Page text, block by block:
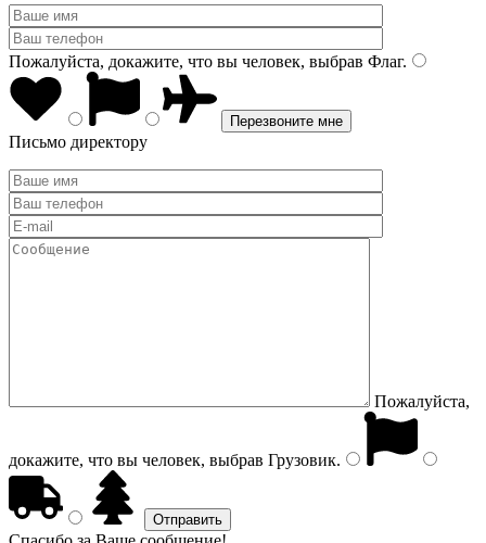
Пожалуйста, докажите, что вы человек, выбрав Флаг.
Письмо директору
Пожалуйста,
докажите, что вы человек, выбрав Грузовик.